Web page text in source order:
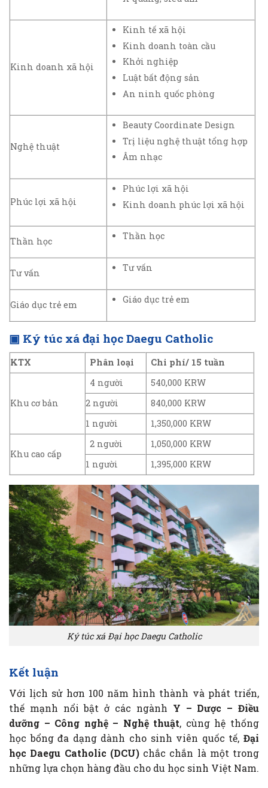
Kinh doanh xã hội
Kinh tế xã hội
Kinh doanh toàn cầu
Khởi nghiệp
Luật bất động sản
An ninh quốc phòng
Nghệ thuật
Beauty Coordinate Design
Trị liệu nghệ thuật tổng hợp
Âm nhạc
Phúc lợi xã hội
Phúc lợi xã hội
Kinh doanh phúc lợi xã hội
Thần học Thần học
Tư vấn Tư vấn
Giáo dục trẻ em Giáo dục trẻ em
▣ Ký túc xá đại học Daegu Catholic
KTX Phân loại Chi phí/ 15 tuần
Khu cơ bản
4 người
540,000 KRW
2 người
840,000 KRW
1 người
1,350,000 KRW
Khu cao cấp
2 người
1,050,000 KRW
1 người
1,395,000 KRW
Ký túc xá Đại học Daegu Catholic
Kết luận
Với lịch sử hơn 100 năm hình thành và phát triển,
thế mạnh nổi bật ở các ngành Y – Dược – Điều
dưỡng – Công nghệ – Nghệ thuật, cùng hệ thống
học bổng đa dạng dành cho sinh viên quốc tế, Đại
học Daegu Catholic (DCU)chắc chắn là một trong
những lựa chọn hàng đầu cho du học sinh Việt Nam.